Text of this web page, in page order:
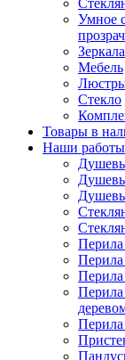
Умное
Зеркала
Мебель
Стекло
Товары в
Наши работы
Перила
Перила